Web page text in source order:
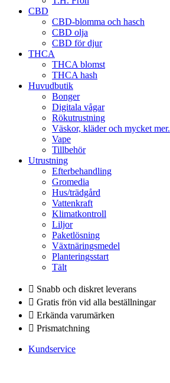
CBD
CBD-blomma och hasch
CBD olja
CBD för djur
THCA
THCA blomst
THCA hash
Huvudbutik
Bonger
Digitala vågar
Rökutrustning
Väskor, kläder och mycket mer.
Vape
Tillbehör
Utrustning
Efterbehandling
Gromedia
Hus/trädgård
Vattenkraft
Klimatkontroll
Liljor
Paketlösning
Växtnäringsmedel
Planteringsstart
Tält
Snabb och diskret leverans
Gratis frön vid alla beställningar
Erkända varumärken
Prismatchning
Kundservice